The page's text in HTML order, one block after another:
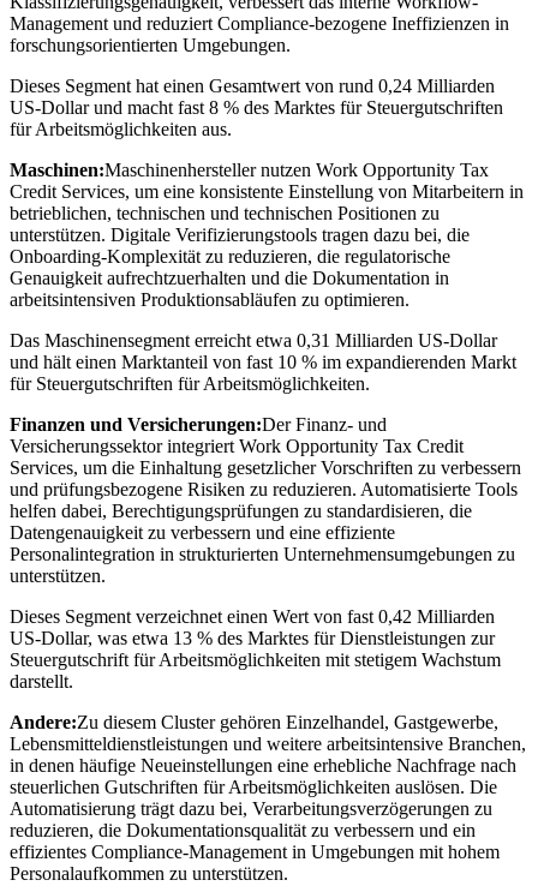
Management und reduziert Compliance-bezogene Ineffizienzen in
forschungsorientierten Umgebungen.
Dieses Segment hat einen Gesamtwert von rund 0,24 Milliarden
US-Dollar und macht fast 8 % des Marktes für Steuergutschriften
für Arbeitsmöglichkeiten aus.
Maschinen:Maschinenhersteller nutzen Work Opportunity Tax
Credit Services, um eine konsistente Einstellung von Mitarbeitern in
betrieblichen, technischen und technischen Positionen zu
unterstützen. Digitale Verifizierungstools tragen dazu bei, die
Onboarding-Komplexität zu reduzieren, die regulatorische
Genauigkeit aufrechtzuerhalten und die Dokumentation in
arbeitsintensiven Produktionsabläufen zu optimieren.
Das Maschinensegment erreicht etwa 0,31 Milliarden US-Dollar
und hält einen Marktanteil von fast 10 % im expandierenden Markt
für Steuergutschriften für Arbeitsmöglichkeiten.
Finanzen und Versicherungen:Der Finanz- und
Versicherungssektor integriert Work Opportunity Tax Credit
Services, um die Einhaltung gesetzlicher Vorschriften zu verbessern
und prüfungsbezogene Risiken zu reduzieren. Automatisierte Tools
helfen dabei, Berechtigungsprüfungen zu standardisieren, die
Datengenauigkeit zu verbessern und eine effiziente
Personalintegration in strukturierten Unternehmensumgebungen zu
unterstützen.
Dieses Segment verzeichnet einen Wert von fast 0,42 Milliarden
US-Dollar, was etwa 13 % des Marktes für Dienstleistungen zur
Steuergutschrift für Arbeitsmöglichkeiten mit stetigem Wachstum
darstellt.
Andere:Zu diesem Cluster gehören Einzelhandel, Gastgewerbe,
Lebensmitteldienstleistungen und weitere arbeitsintensive Branchen,
in denen häufige Neueinstellungen eine erhebliche Nachfrage nach
steuerlichen Gutschriften für Arbeitsmöglichkeiten auslösen. Die
Automatisierung trägt dazu bei, Verarbeitungsverzögerungen zu
reduzieren, die Dokumentationsqualität zu verbessern und ein
effizientes Compliance-Management in Umgebungen mit hohem
Personalaufkommen zu unterstützen.